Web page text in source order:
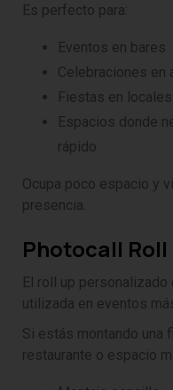
Es perfecto para:
Eventos en bares
Celebraciones en
Fiestas en
Espacios donde
rápido
Ocupa poco espacio y
presencia.
Photocall
El roll up
utilizada en eventos
Si estás montando una
restaurante o espacio